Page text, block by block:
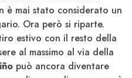
è mai stato considerato un
Ora però si riparte.
estivo con il resto della
al massimo al via della
può ancora diventare